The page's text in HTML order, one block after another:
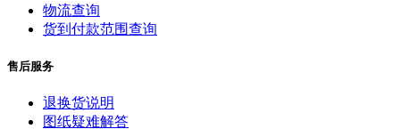
物流查询
货到付款范围查询
售后服务
退换货说明
图纸疑难解答